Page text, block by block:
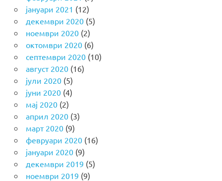
јануари 2021 (12)
декември 2020(5)
ноември 2020(2)
октомври 2020(6)
септември 2020(10)
август 2020(16)
јули 2020(5)
јуни 2020(4)
мај 2020(2)
април 2020(3)
март 2020(9)
февруари 2020(16)
јануари 2020(9)
декември 2019 (5)
ноември 2019 (9)